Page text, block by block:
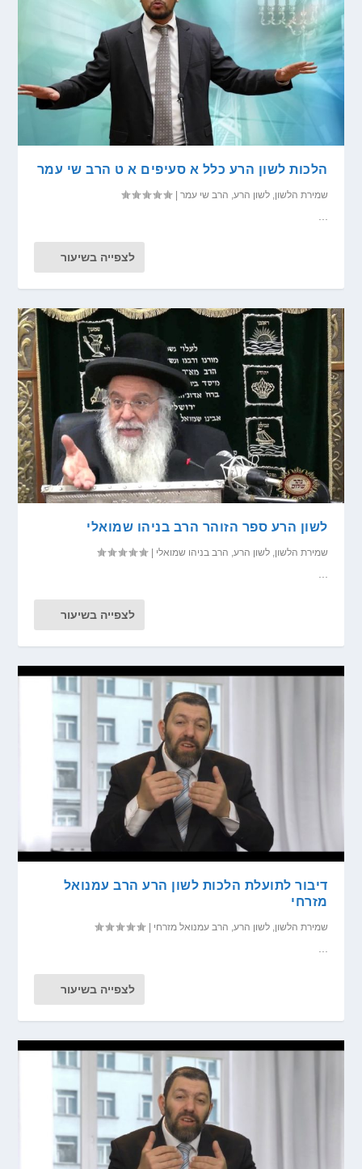
הלכות לשון הרע כלל א סעיפים א ט הרב שי עמר
שמירת הלשון ,לשון הרע הרב שי עמר |
לצפייה בשיעור
לשון הרע ספר הזוהר הרב בניהו שמואלי
שמירת הלשון,לשון הרע, הרב בניהו שמואלי |
...
לצפייה בשיעור
דיבור לתועלת הלכות לשון הרע הרב עמנואל
מזרחי
שמירת הלשון,לשון הרע, הרב עמנואל מזרחי |
...
לצפייה בשיעור